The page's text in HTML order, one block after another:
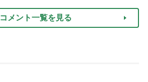
コメント一覧を見る